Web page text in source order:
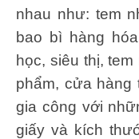
nhau như: tem
bao bì hàng
học, siêu thị,
phẩm, cửa
gia công với
giấy và kích